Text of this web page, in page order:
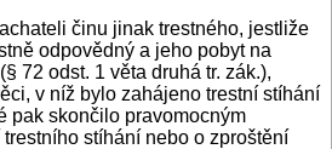
činu jinak trestného, jestliže
odpovědný a jeho pobyt na
72 odst. 1 věta druhá tr. zák.),
v níž bylo zahájeno trestní stíhání
pak skončilo pravomocným
stíhání nebo o zproštění